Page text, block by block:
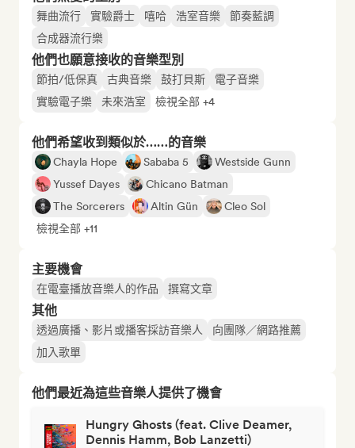
舞曲流行 實驗爵士 嘻哈 浩室音樂
節奏藍調
合成器流行樂
他們也願意接收的音樂型別
節拍/低保真 古典音樂 鼓打貝斯
電子音樂
實驗電子樂
未來浩室 檢視全部 +4
他們希望收到類似於……的音樂
Chayla Hope Sababa 5
Westside Gunn
Yussef Dayes
Chicano Batman
The Sorcerers
Altin Gün
Cleo Sol
檢視全部 +11
主要機會
在電臺播放音樂人的作品 撰寫文章
其他
透過廣播、影片或播客採訪音樂人
向團隊／網路推薦
加入歌單
他們最近為這些音樂人提供了機會
Hungry Ghosts (feat. Clive Deamer,
Dennis Hamm, Bob Lanzetti)